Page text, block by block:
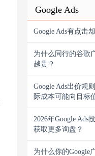
Google Ads
Google Ads有点击
为什么同行的谷歌
越贵？
Google Ads出价规
际成本可能向目标
2026年Google Ads
获取更多询盘？
为什么你的Google